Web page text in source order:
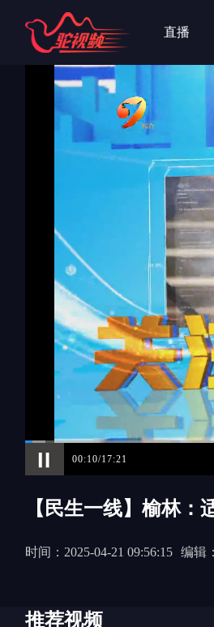
字
字 直播
00:10/17:21
【民生一线】榆林：
时间：2025-04-21 09:56:15 编辑
推荐视频